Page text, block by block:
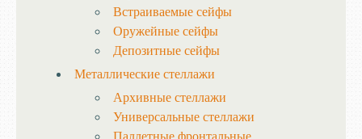
Встраиваемые сейфы
Оружейные сейфы
Депозитные сейфы
Металлические стеллажи
Архивные стеллажи
Универсальные стеллажи
Паллетные фронтальные